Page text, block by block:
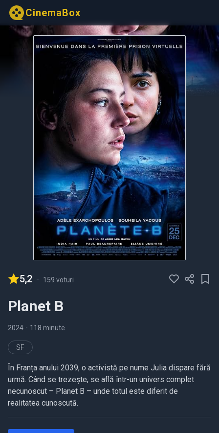
CinemaBox
5,2 - 159 voturi
Planet B
2024 • 118 minute
SF
În Franța anului 2039, o activistă pe nume Julia dispare fără
urmă. Când se trezește, se află într-un univers complet
necunoscut – Planet B – unde totul este diferit de
realitatea cunoscută.